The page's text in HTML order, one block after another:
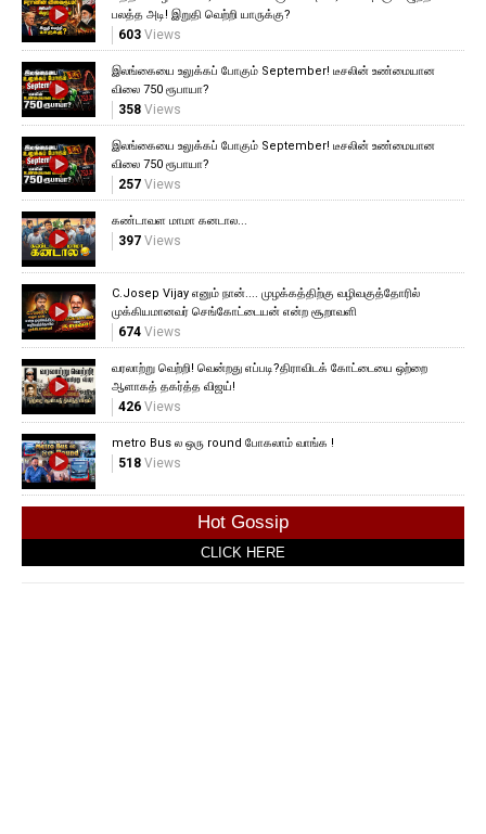
பலத்த அடி! இறுதி வெற்றி யாருக்கு?
603Views
இலங்கையை உலுக்கப் போகும் September! டீசலின் உண்மையான
விலை 750 ரூபாயா?
358Views
இலங்கையை உலுக்கப் போகும் September! டீசலின் உண்மையான
விலை 750 ரூபாயா?
257Views
கண்டாவள மாமா கனடால...
397Views
C.Josep Vijay எனும் நான்.... முழக்கத்திற்கு வழிவகுத்தோரில்
முக்கியமானவர் செங்கோட்டையன் என்ற சூறாவளி
674Views
வரலாற்று வெற்றி! வென்றது எப்படி?திராவிடக் கோட்டையை ஒற்றை
ஆளாகத் தகர்த்த விஜய்!
426Views
metro Bus ல ஒரு round போகலாம் வாங்க !
518Views
Hot Gossip
CLICK HERE